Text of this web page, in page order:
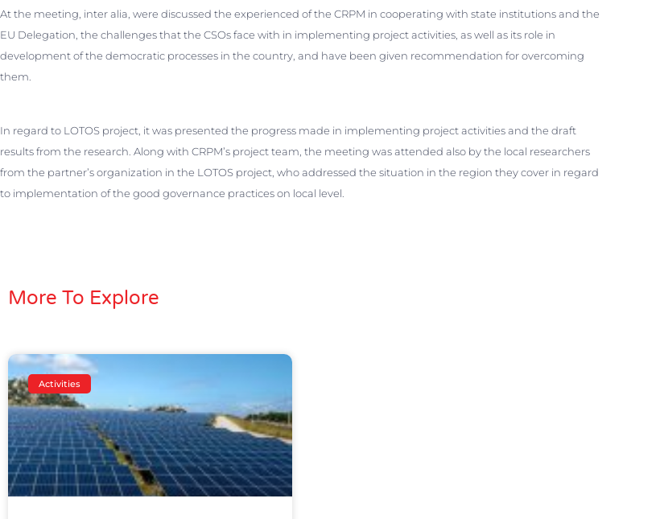
At the meeting, inter alia, were discussed the experienced of the CRPM in cooperating with state institutions and the
EU Delegation, the challenges that the CSOs face with in implementing project activities, as well as its role in
development of the democratic processes in the country, and have been given recommendation for overcoming
them.
In regard to LOTOS project, it was presented the progress made in implementing project activities and the draft
results from the research. Along with CRPM’s project team, the meeting was attended also by the local researchers
from the partner’s organization in the LOTOS project, who addressed the situation in the region they cover in regard
to implementation of the good governance practices on local level.
More To Explore
Activities